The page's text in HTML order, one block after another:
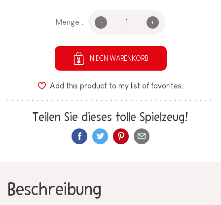
Menge : - +
IN DEN WARENKORB
Add this product to my list of favorites.
Teilen Sie dieses tolle Spielzeug!
Beschreibung